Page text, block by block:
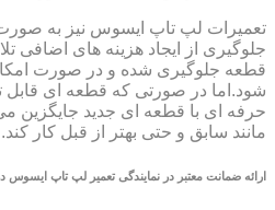
تعمیرات لپ تاپ ایسوس نیز به
جلوگیری از ایجاد هزینه های اضافی
قطعه جلوگیری شده و در صورت
شود.اما در صورتی که قطعه ای قابل
حرفه ای با قطعه ای جدید جایگزین می
مانند سابق و حتی بهتر از قبل کار کند.
ارائه ضمانت معتبر در نمایندگی تعمیر لپ تاپ ایسوس در